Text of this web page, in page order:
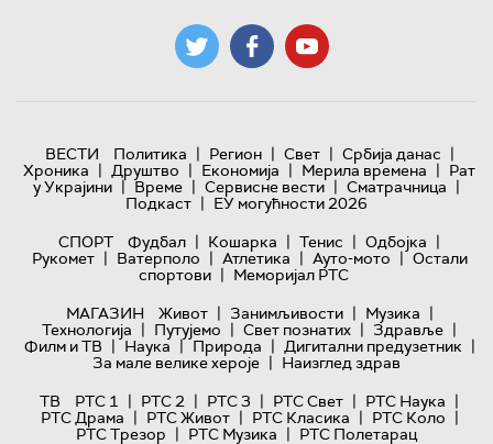
ВЕСТИ Политика | Регион | Свет | Србија данас |
Хроника | Друштво | Економија | Мерила времена | Рат
у Украјини | Време | Сервисне вести | Сматрачница |
Подкаст | ЕУ могућности 2026
СПОРТ
Фудбал | Кошарка | Тенис | Одбојка |
Рукомет | Ватерполо | Атлетика | Ауто-мото | Остали
спортови | Меморијал РТС
МАГАЗИН
Живот | Занимљивости | Музика |
Технологијa | Путујемо | Свет познатих | Здравље |
Филм и ТВ | Наука | Природа | Дигитални предузетник |
За мале велике хероје | Наизглед здрав
ТВ
РТС 1 | РТС 2 | РТС 3 | РТС Свет | РТС Наука |
РТС Драма | РТС Живот | РТС Класика | РТС Коло |
РТС Трезор | РТС Музика | РТС Полетарац